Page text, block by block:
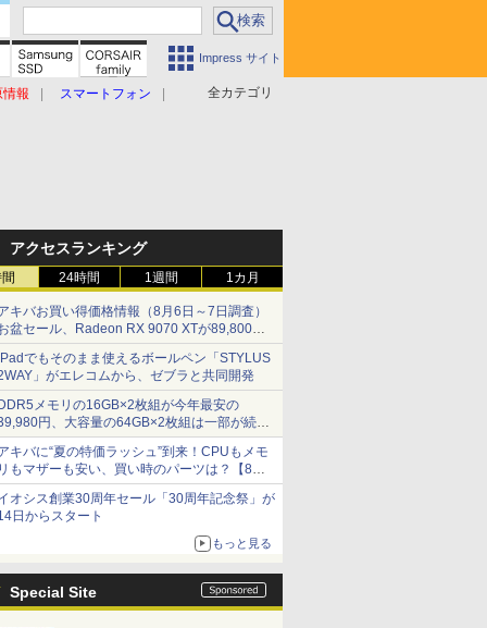
Impress サイト
全カテゴリ
情報 スマートフォン
アクセスランキング
24時間 1週間 1カ月
キバお買い得価格情報（8月6日～7日調査）
盆セール、Radeon RX 9070 XTが89,800
、水平周波数24.8kHz対応の17型モニターが
円、暑さ指数連動セール ほか
でもそのまま使えるボールペン「STYLUS
」がエレコムから、ゼブラと共同開発
メモリの16GB×2枚組が今年最安の
円、大容量の64GB×2枚組は一部が続騰
月前半のメモリ価格]
キバに“夏の特価ラッシュ”到来！CPUもメモ
もマザーも安い、買い時のパーツは？【8月7
(金)22時配信】
オシス創業30周年セール「30周年記念祭」が
日からスタート
もっと見る
Special Site